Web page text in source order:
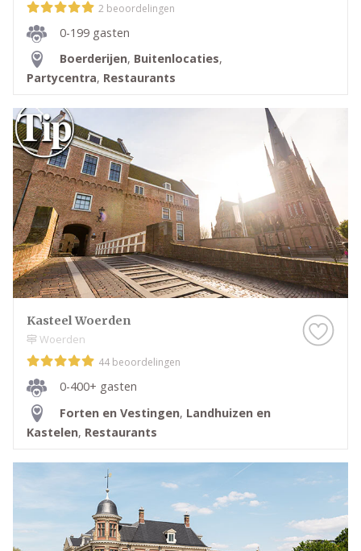
2 beoordelingen
0-199 gasten
Boerderijen, Buitenlocaties,
Partycentra, Restaurants
Kasteel Woerden
Woerden
44 beoordelingen
0-400+ gasten
Forten en Vestingen, Landhuizen en
Kastelen, Restaurants